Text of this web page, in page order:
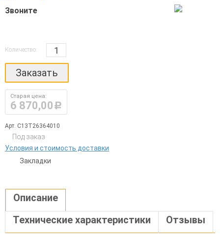
Количество:
Заказать
Звоните
Старая цена:
6 870,00руб.
Арт. C13T26364010
Под заказ
Условия и стоимость доставки
Закладки
Описание
Технические характеристики
Отзывы